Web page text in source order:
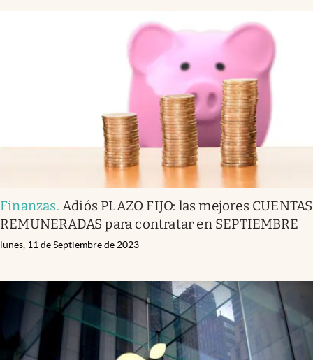
Finanzas.Adiós PLAZO FIJO: las mejores CUENTAS
REMUNERADAS para contratar en SEPTIEMBRE
lunes, 11 de Septiembre de 2023